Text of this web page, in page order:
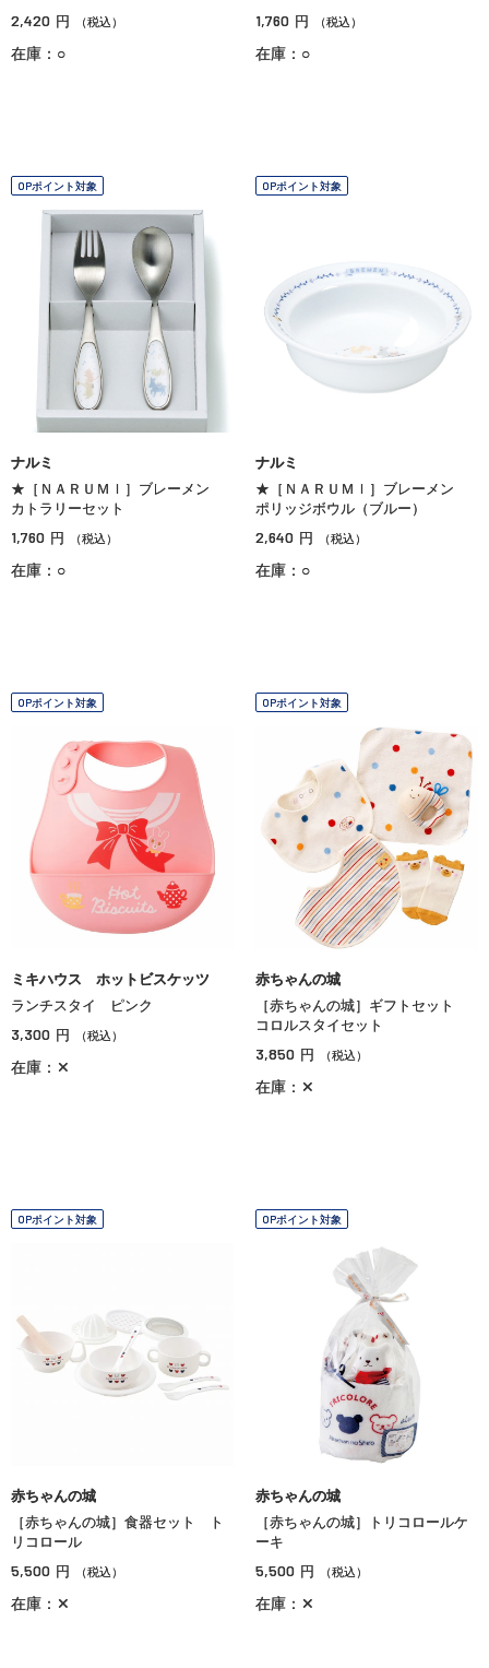
2,420 円 （税込）
在庫：○
1,760 円 （税込）
在庫：○
OPポイント対象
ナルミ
★［ＮＡＲＵＭＩ］ブレーメン
カトラリーセット
1,760 円 （税込）
在庫：○
OPポイント対象
ナルミ
★［ＮＡＲＵＭＩ］ブレーメン
ポリッジボウル（ブルー）
2,640 円 （税込）
在庫：○
OPポイント対象
ミキハウス ホットビスケッツ
ランチスタイ ピンク
3,300 円 （税込）
在庫：✕
OPポイント対象
赤ちゃんの城
［赤ちゃんの城］ギフトセット
コロルスタイセット
3,850 円 （税込）
在庫：✕
OPポイント対象
赤ちゃんの城
［赤ちゃんの城］食器セット ト
リコロール
5,500 円 （税込）
在庫：✕
OPポイント対象
赤ちゃんの城
［赤ちゃんの城］トリコロールケ
ーキ
5,500 円 （税込）
在庫：✕